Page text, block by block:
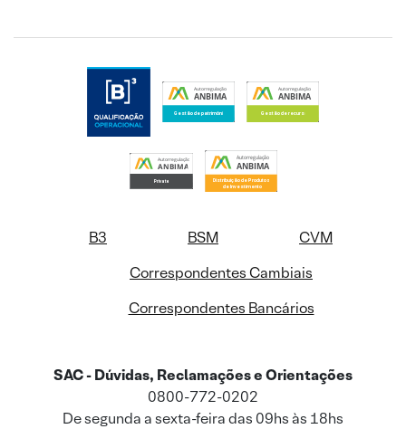
B3 BSM
CVM
Correspondentes Cambiais
Correspondentes Bancários
SAC - Dúvidas, Reclamações e Orientações
0800-772-0202
De segunda a sexta-feira das 09hs às 18hs